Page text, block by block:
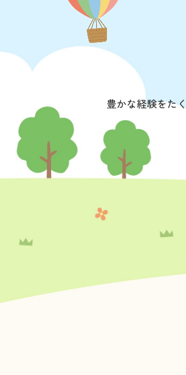
豊かな経験をた